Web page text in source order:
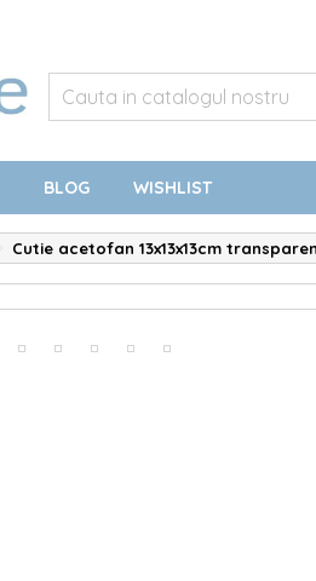
BLOG WISHLIST
Cutie acetofan 13x13x13cm